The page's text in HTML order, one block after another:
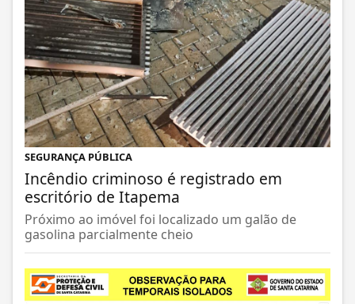
SEGURANÇA PÚBLICA
Incêndio criminoso é registrado em
escritório de Itapema
Próximo ao imóvel foi localizado um galão de
gasolina parcialmente cheio